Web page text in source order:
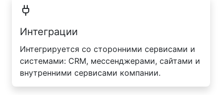
Интеграции
Интегрируется со сторонними сервисами и
системами: CRM, мессенджерами, сайтами и
внутренними сервисами компании.